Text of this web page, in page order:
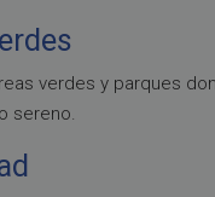
verdes y parques
sereno.